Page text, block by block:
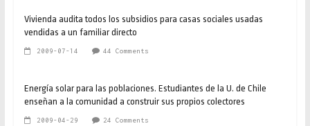
Vivienda audita todos los subsidios para casas sociales usadas
vendidas a un familiar directo
2009-07-14 44 Comments
Energía solar para las poblaciones. Estudiantes de la U. de Chile
enseñan a la comunidad a construir sus propios colectores
2009-04-29 24 Comments